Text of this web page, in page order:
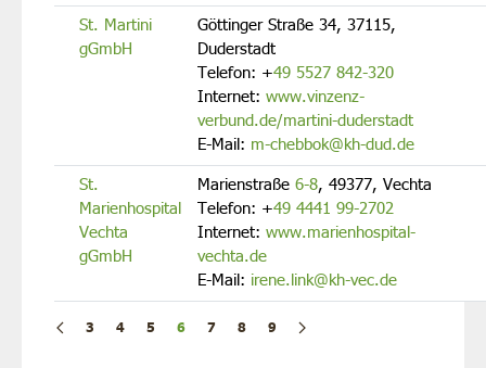
St. Martini
gGmbH
Göttinger Straße 34, 37115,
Duderstadt
Telefon: +49 5527 842-320
Internet: www.vinzenz-
verbund.de/martini-duderstadt
E-Mail: m-chebbok@kh-dud.de
St.
Marienhospital
Vechta
gGmbH
Marienstraße 6-8, 49377, Vechta
Telefon: +49 4441 99-2702
Internet: www.marienhospital-
vechta.de
E-Mail: irene.link@kh-vec.de
3 4 5 6 7 8 9